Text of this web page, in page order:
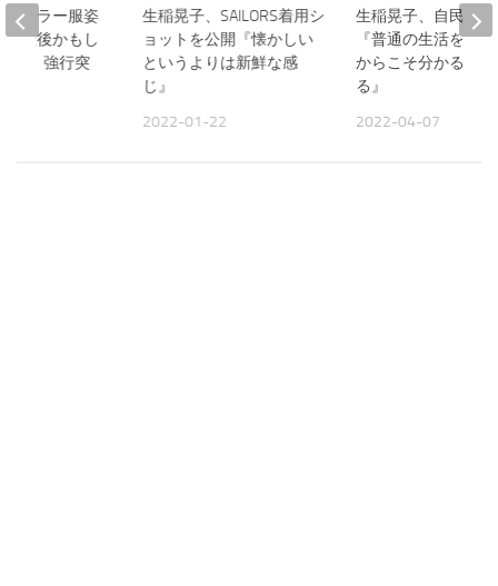
生稲晃子、SAILORS着用シ
ョットを公開『懐かしい
というよりは新鮮な感
じ』
2022-01-22
生稲晃子、自民か
『普通の生活をし
からこそ分かるこ
る』
2022-04-07
セーラー服姿
生最後かもし
い、強行突